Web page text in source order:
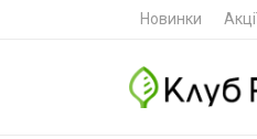
Новинки